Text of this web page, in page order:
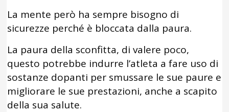
La mente però ha sempre bisogno di
sicurezze perché è bloccata dalla paura.
La paura della sconfitta, di valere poco,
questo potrebbe indurre l’atleta a fare uso di
sostanze dopanti per smussare le sue paure e
migliorare le sue prestazioni, anche a scapito
della sua salute.